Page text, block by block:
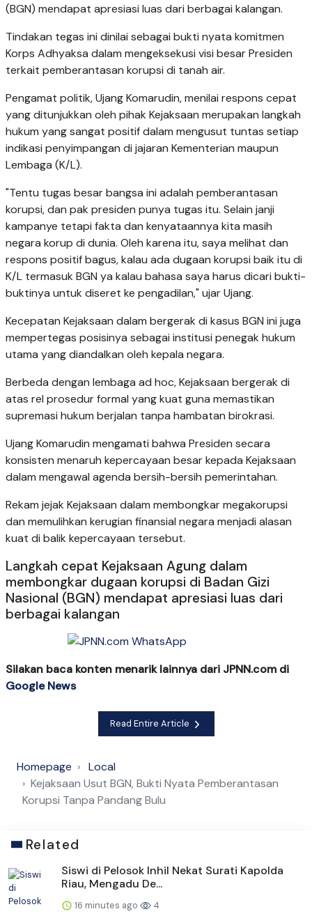
(BGN) mendapat apresiasi luas dari berbagai kalangan.
Tindakan tegas ini dinilai sebagai bukti nyata komitmen
Korps Adhyaksa dalam mengeksekusi visi besar Presiden
terkait pemberantasan korupsi di tanah air.
Pengamat politik, Ujang Komarudin, menilai respons cepat
yang ditunjukkan oleh pihak Kejaksaan merupakan langkah
hukum yang sangat positif dalam mengusut tuntas setiap
indikasi penyimpangan di jajaran Kementerian maupun
Lembaga (K/L).
"Tentu tugas besar bangsa ini adalah pemberantasan
korupsi, dan pak presiden punya tugas itu. Selain janji
kampanye tetapi fakta dan kenyataannya kita masih
negara korup di dunia. Oleh karena itu, saya melihat dan
respons positif bagus, kalau ada dugaan korupsi baik itu di
K/L termasuk BGN ya kalau bahasa saya harus dicari bukti-
buktinya untuk diseret ke pengadilan," ujar Ujang.
Kecepatan Kejaksaan dalam bergerak di kasus BGN ini juga
mempertegas posisinya sebagai institusi penegak hukum
utama yang diandalkan oleh kepala negara.
Berbeda dengan lembaga ad hoc, Kejaksaan bergerak di
atas rel prosedur formal yang kuat guna memastikan
supremasi hukum berjalan tanpa hambatan birokrasi.
Ujang Komarudin mengamati bahwa Presiden secara
konsisten menaruh kepercayaan besar kepada Kejaksaan
dalam mengawal agenda bersih-bersih pemerintahan.
Rekam jejak Kejaksaan dalam membongkar megakorupsi
dan memulihkan kerugian finansial negara menjadi alasan
kuat di balik kepercayaan tersebut.
Langkah cepat Kejaksaan Agung dalam
membongkar dugaan korupsi di Badan Gizi
Nasional (BGN) mendapat apresiasi luas dari
berbagai kalangan
Silakan baca konten menarik lainnya dari JPNN.com di
Google News
Read Entire Article
Homepage
Local
Kejaksaan Usut BGN, Bukti Nyata Pemberantasan
Korupsi Tanpa Pandang Bulu
Related
Siswi di Pelosok Inhil Nekat Surati Kapolda
Riau, Mengadu De...
16 minutes ago 4